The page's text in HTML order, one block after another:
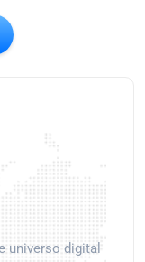
universo digital